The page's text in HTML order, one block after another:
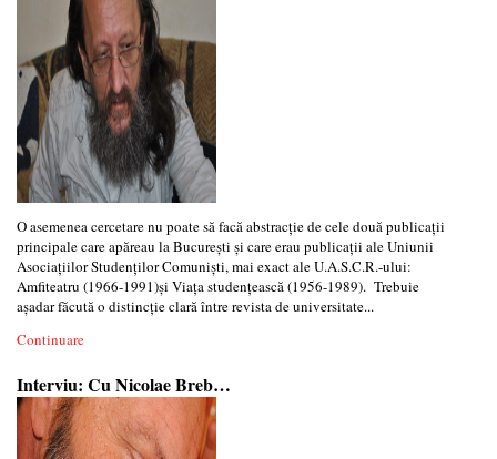
O asemenea cercetare nu poate să facă abstracţie de cele două publicaţii
principale care apăreau la Bucureşti şi care erau publicaţii ale Uniunii
Asociaţiilor Studenţilor Comunişti, mai exact ale U.A.S.C.R.-ului:
Amfiteatru (1966-1991)şi Viaţa studenţească (1956-1989). Trebuie
aşadar făcută o distincţie clară între revista de universitate...
Continuare
Interviu: Cu Nicolae Breb…